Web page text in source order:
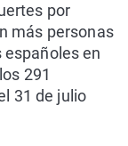
por
más personas
en
291
31 de julio